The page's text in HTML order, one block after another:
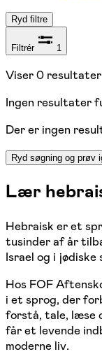
Ryd filtre
Filtrér 1
Viser0 resultater
Ingen resultater
Der er ingen
Ryd søgning og prøv
Lær
Hebraisk er et
tusinder af år
Israel og i jødiske
Hos FOF
i et sprog, der
forstå, tale, læse
får et levende
moderne liv.